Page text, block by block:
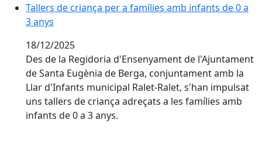
Tallers de criança per a famílies amb infants de 0 a 3
Tallers de criança per a famílies amb infants de 0 a
3 anys
18/12/2025
Des de la Regidoria d'Ensenyament de l'Ajuntament
de Santa Eugènia de Berga, conjuntament amb la
Llar d'Infants municipal Ralet-Ralet, s'han impulsat
uns tallers de criança adreçats a les famílies amb
infants de 0 a 3 anys.